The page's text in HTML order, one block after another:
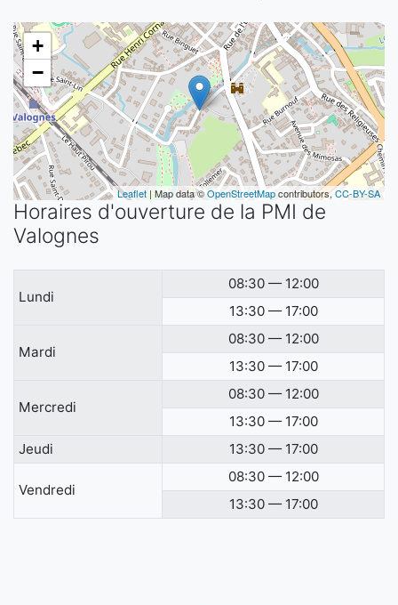
+
−
Leaflet | Map data ©OpenStreetMapcontributors,CC-BY-SA
Horaires d'ouverture de la PMI de
Valognes
Lundi
08:30 — 12:00
13:30 — 17:00
Mardi
08:30 — 12:00
13:30 — 17:00
Mercredi
08:30 — 12:00
13:30 — 17:00
Jeudi
13:30 — 17:00
Vendredi
08:30 — 12:00
13:30 — 17:00